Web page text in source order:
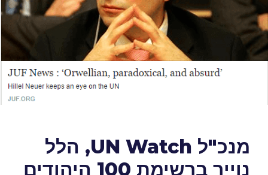
מנכ"ל UN Watch, הלל
נוייר ברשימת 100 היהודים